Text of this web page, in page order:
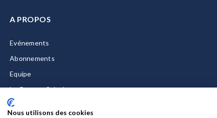
A PROPOS
Evénements
Abonnements
Equipe
La Gazette Solutions
Nous contacter
Nous utilisons des cookies